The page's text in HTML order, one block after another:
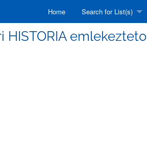
Home Search for List(s)
HISTORIA emlekezteto